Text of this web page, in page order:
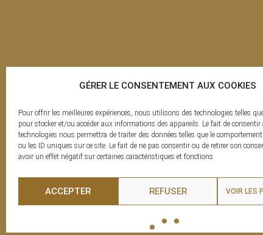
GÉRER LE CONSENTEMENT AUX COOKIES
Pour offrir les meilleures expériences, nous utilisons des technologies telles
pour stocker et/ou accéder aux informations des appareils. Le fait de consentir
technologies nous permettra de traiter des données telles que le
ou les ID uniques sur ce site. Le fait de ne pas consentir ou de retirer son
avoir un effet négatif sur certaines caractéristiques et fonctions.
ACCEPTER REFUSER VOIR LES
La clé